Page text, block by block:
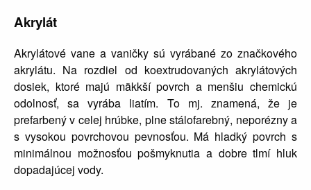
Akrylát
Akrylátové vane a vaničky sú vyrábané zo značkového
akrylátu. Na rozdiel od koextrudovaných akrylátových
dosiek, ktoré majú mäkkší povrch a menšiu chemickú
odolnosť, sa vyrába liatím. To mj. znamená, že je
prefarbený v celej hrúbke, plne stálofarebný, neporézny a
s vysokou povrchovou pevnosťou. Má hladký povrch s
minimálnou možnosťou pošmyknutia a dobre tlmí hluk
dopadajúcej vody.